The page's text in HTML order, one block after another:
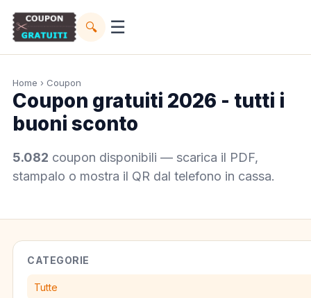
🔍 ☰
Home › Coupon
Coupon gratuiti 2026 - tutti i
buoni sconto
5.082 coupon disponibili — scarica il PDF,
stampalo o mostra il QR dal telefono in cassa.
CATEGORIE
Tutte